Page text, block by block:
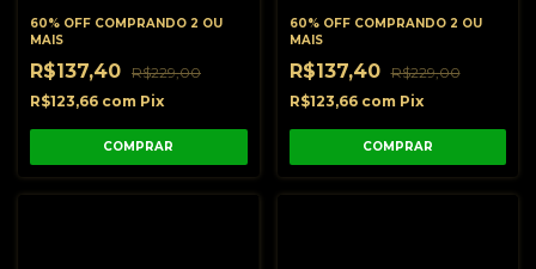
60% OFF COMPRANDO 2 OU
MAIS
R$137,40 R$229,00
R$123,66 com Pix
COMPRAR
60% OFF COMPRANDO 2 OU
MAIS
R$137,40 R$229,00
R$123,66 com Pix
COMPRAR